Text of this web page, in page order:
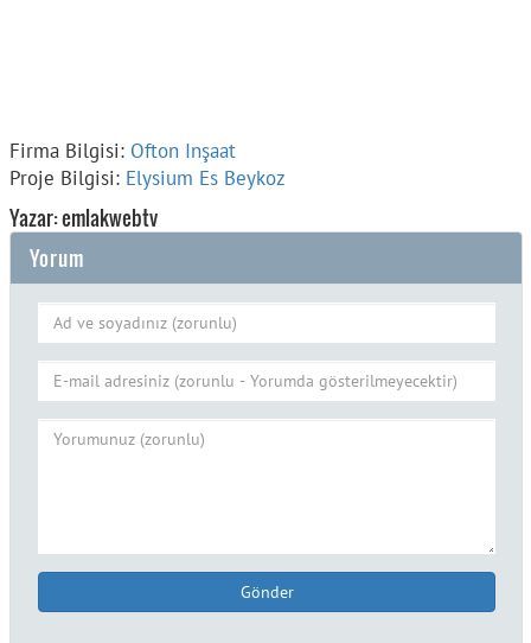
Firma Bilgisi: Ofton Inşaat
Proje Bilgisi: Elysium Es Beykoz
Yazar: emlakwebtv
Yorum
Gönder